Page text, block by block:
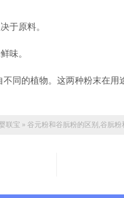
于原料。
味。
同的植物。这两种粉末在
婴联宝 » 谷元粉和谷朊粉的区别,谷朊粉